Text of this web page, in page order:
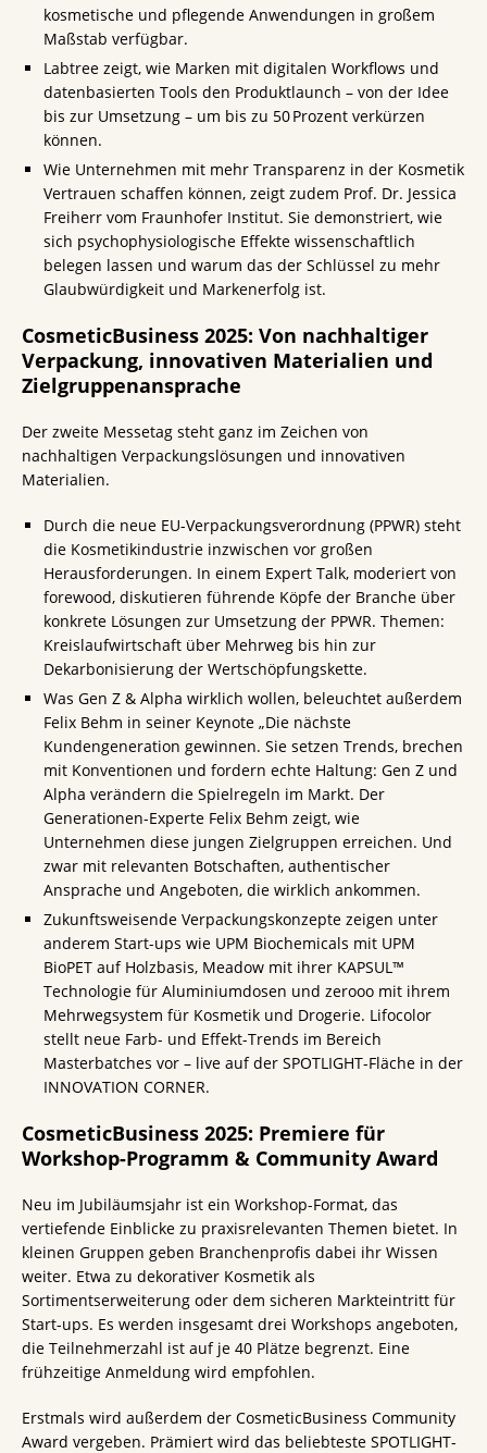
kosmetische und pflegende Anwendungen in großem
Maßstab verfügbar.
Labtree zeigt, wie Marken mit digitalen Workflows und
datenbasierten Tools den Produktlaunch – von der Idee
bis zur Umsetzung – um bis zu 50 Prozent verkürzen
können.
Wie Unternehmen mit mehr Transparenz in der Kosmetik
Vertrauen schaffen können, zeigt zudem Prof. Dr. Jessica
Freiherr vom Fraunhofer Institut. Sie demonstriert, wie
sich psychophysiologische Effekte wissenschaftlich
belegen lassen und warum das der Schlüssel zu mehr
Glaubwürdigkeit und Markenerfolg ist.
CosmeticBusiness 2025: Von nachhaltiger
Verpackung, innovativen Materialien und
Zielgruppenansprache
Der zweite Messetag steht ganz im Zeichen von
nachhaltigen Verpackungslösungen und innovativen
Materialien.
Durch die neue EU-Verpackungsverordnung (PPWR) steht
die Kosmetikindustrie inzwischen vor großen
Herausforderungen. In einem Expert Talk, moderiert von
forewood, diskutieren führende Köpfe der Branche über
konkrete Lösungen zur Umsetzung der PPWR. Themen:
Kreislaufwirtschaft über Mehrweg bis hin zur
Dekarbonisierung der Wertschöpfungskette.
Was Gen Z & Alpha wirklich wollen, beleuchtet außerdem
Felix Behm in seiner Keynote „Die nächste
Kundengeneration gewinnen. Sie setzen Trends, brechen
mit Konventionen und fordern echte Haltung: Gen Z und
Alpha verändern die Spielregeln im Markt. Der
Generationen-Experte Felix Behm zeigt, wie
Unternehmen diese jungen Zielgruppen erreichen. Und
zwar mit relevanten Botschaften, authentischer
Ansprache und Angeboten, die wirklich ankommen.
Zukunftsweisende Verpackungskonzepte zeigen unter
anderem Start-ups wie UPM Biochemicals mit UPM
BioPET auf Holzbasis, Meadow mit ihrer KAPSUL™
Technologie für Aluminiumdosen und zerooo mit ihrem
Mehrwegsystem für Kosmetik und Drogerie. Lifocolor
stellt neue Farb- und Effekt-Trends im Bereich
Masterbatches vor – live auf der SPOTLIGHT-Fläche in der
INNOVATION CORNER.
CosmeticBusiness 2025: Premiere für
Workshop-Programm & Community Award
Neu im Jubiläumsjahr ist ein Workshop-Format, das
vertiefende Einblicke zu praxisrelevanten Themen bietet. In
kleinen Gruppen geben Branchenprofis dabei ihr Wissen
weiter. Etwa zu dekorativer Kosmetik als
Sortimentserweiterung oder dem sicheren Markteintritt für
Start-ups. Es werden insgesamt drei Workshops angeboten,
die Teilnehmerzahl ist auf je 40 Plätze begrenzt. Eine
frühzeitige Anmeldung wird empfohlen.
Erstmals wird außerdem der CosmeticBusiness Community
Award vergeben. Prämiert wird das beliebteste SPOTLIGHT-